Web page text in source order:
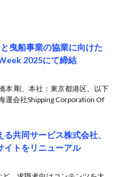
曳船事業の協業に向けた
2025にて締結
本 剛、本社：東京都港区、以下
運会社Shipping Corporation Of
共同サービス株式会社、
イトをリニューアル